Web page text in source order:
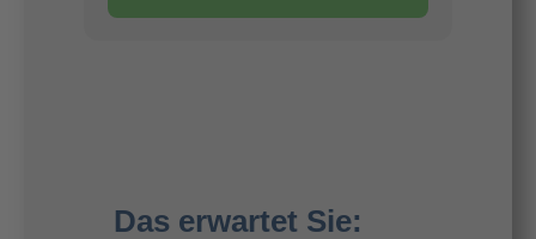
Das erwartet Sie: